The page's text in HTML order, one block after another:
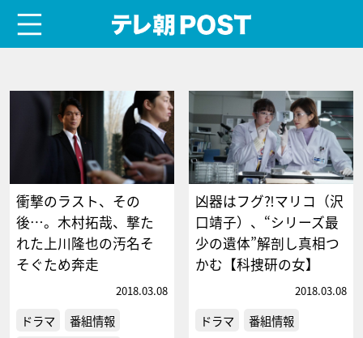
衝撃のラスト、その
後…。木村拓哉、撃た
れた上川隆也の汚名そ
そぐため奔走
2018.03.08
ドラマ
番組情報
凶器はフグ⁈マリコ（沢
口靖子）、“シリーズ最
少の遺体”解剖し真相つ
かむ【科捜研の女】
2018.03.08
ドラマ 番組情報